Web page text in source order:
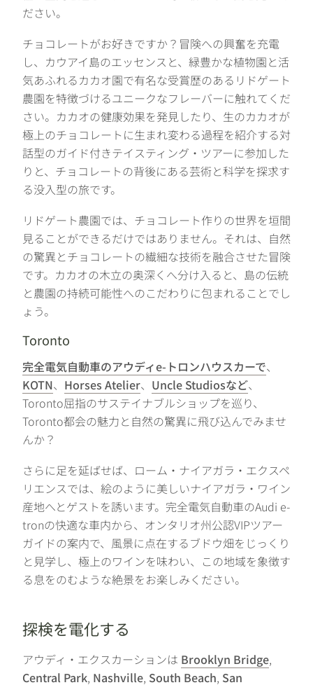
ださい。
チョコレートがお好きですか？冒険への興奮を充電
し、カウアイ島のエッセンスと、緑豊かな植物園と活
気あふれるカカオ園で有名な受賞歴のあるリドゲート
農園を特徴づけるユニークなフレーバーに触れてくだ
さい。カカオの健康効果を発見したり、生のカカオが
極上のチョコレートに生まれ変わる過程を紹介する対
話型のガイド付きテイスティング・ツアーに参加した
りと、チョコレートの背後にある芸術と科学を探求す
る没入型の旅です。
リドゲート農園では、チョコレート作りの世界を垣間
見ることができるだけではありません。それは、自然
の驚異とチョコレートの繊細な技術を融合させた冒険
です。カカオの木立の奥深くへ分け入ると、島の伝統
と農園の持続可能性へのこだわりに包まれることでし
ょう。
Toronto
完全電気自動車のアウディe-トロンハウスカーで、
KOTN、 Horses Atelier、 Uncle Studiosなど、
Toronto屈指のサステイナブルショップを巡り、
Toronto都会の魅力と自然の驚異に飛び込んでみませ
んか？
さらに足を延ばせば、ローム・ナイアガラ・エクスペ
リエンスでは、絵のように美しいナイアガラ・ワイン
産地へとゲストを誘います。完全電気自動車のAudi e-
tronの快適な車内から、オンタリオ州公認VIPツアー
ガイドの案内で、風景に点在するブドウ畑をじっくり
と見学し、極上のワインを味わい、この地域を象徴す
る息をのむような絶景をお楽しみください。
探検を電化する
アウディ・エクスカーションは Brooklyn Bridge,
Central Park, Nashville, South Beach, San